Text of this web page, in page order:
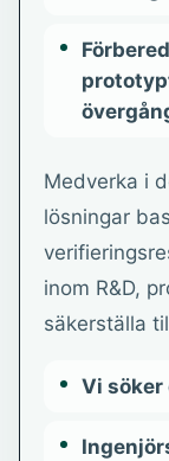
Medverka i
lösningar
inom R&D,
säkerställa
Vi söker